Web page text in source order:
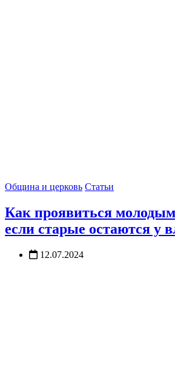
Община и церковь Статьи
Как проявиться
если старые остаются у
12.07.2024